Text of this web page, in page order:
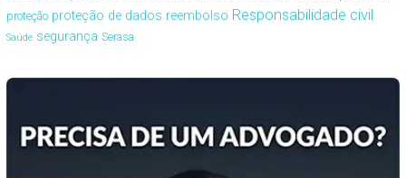
proteção proteção de dados reembolso Responsabilidade civil
Saúde segurança Serasa